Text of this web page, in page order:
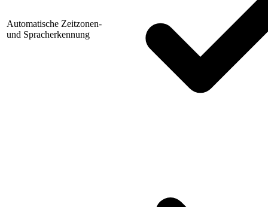
Automatische Zeitzonen-
und Spracherkennung